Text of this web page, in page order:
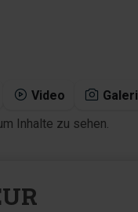
Inhalte zu sehen.
Video